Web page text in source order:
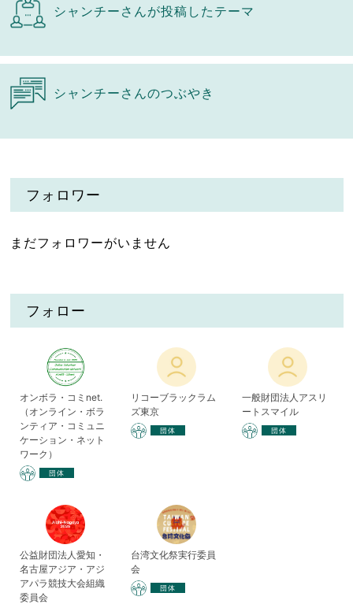
シャンチーさんが投稿したテーマ
シャンチーさんのつぶやき
フォロワー
まだフォロワーがいません
フォロー
オンボラ・コミnet.
（オンライン・ボラ
ンティア・コミュニ
ケーション・ネット
ワーク）
団体
リコーブラックラム
ズ東京
団体
一般財団法人アスリ
ートスマイル
団体
公益財団法人愛知・
名古屋アジア・アジ
アパラ競技大会組織
委員会
台湾文化祭実行委員
会
団体